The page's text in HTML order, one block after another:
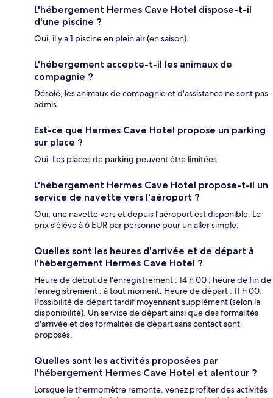
L'hébergement Hermes Cave Hotel dispose-t-il
d'une piscine ?
Oui, il y a 1 piscine en plein air (en saison).
L'hébergement accepte-t-il les animaux de
compagnie ?
Désolé, les animaux de compagnie et d'assistance ne sont pas
admis.
Est-ce que Hermes Cave Hotel propose un parking
sur place ?
Oui. Les places de parking peuvent être limitées.
L'hébergement Hermes Cave Hotel propose-t-il un
service de navette vers l'aéroport ?
Oui, une navette vers et depuis l'aéroport est disponible. Le
prix s'élève à 6 EUR par personne pour un aller simple.
Quelles sont les heures d'arrivée et de départ à
l'hébergement Hermes Cave Hotel ?
Heure de début de l'enregistrement : 14 h 00 ; heure de fin de
l'enregistrement : à tout moment. Heure de départ : 11 h 00.
Possibilité de départ tardif moyennant supplément (selon la
disponibilité). Un service de départ ainsi que des formalités
d'arrivée et des formalités de départ sans contact sont
proposés.
Quelles sont les activités proposées par
l'hébergement Hermes Cave Hotel et alentour ?
Lorsque le thermomètre remonte, venez profiter des activités